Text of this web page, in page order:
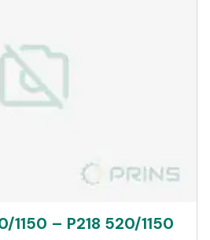
1150 – P218 520/1150